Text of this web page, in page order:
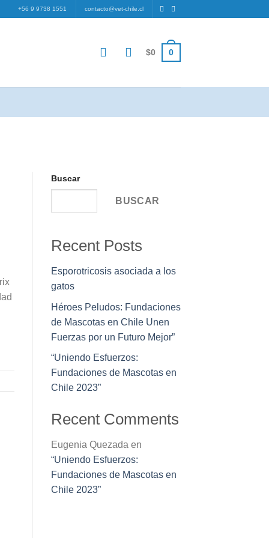
+56 9 9738 1551 contacto@vet-chile.cl
$0 0
Buscar
BUSCAR
Recent Posts
Esporotricosis asociada a los
gatos
Héroes Peludos: Fundaciones
de Mascotas en Chile Unen
Fuerzas por un Futuro Mejor”
“Uniendo Esfuerzos:
Fundaciones de Mascotas en
Chile 2023”
Recent Comments
Eugenia Quezada en
“Uniendo Esfuerzos:
Fundaciones de Mascotas en
Chile 2023”